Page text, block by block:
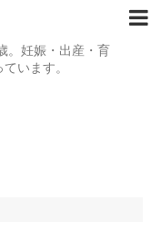
。妊娠・出産・育
います。